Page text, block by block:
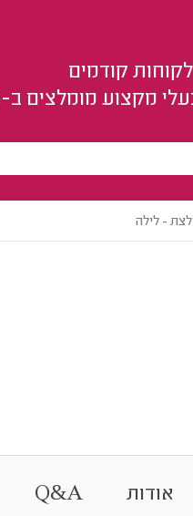
קודמים
מקצוע מומלצים ב-
- לילה
אודות Q&A